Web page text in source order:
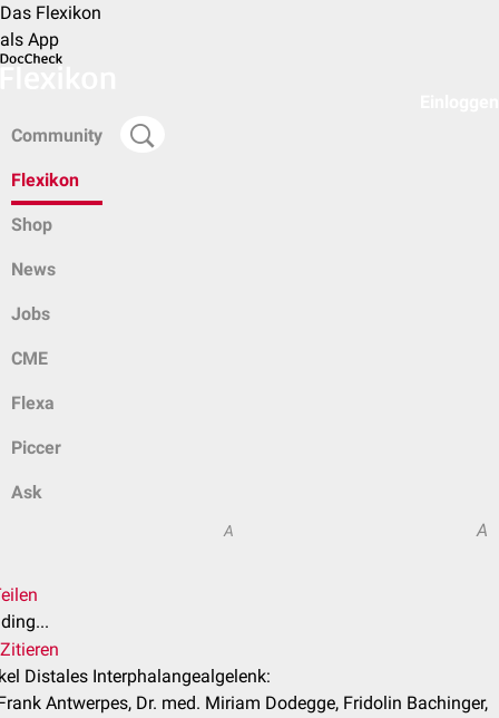
Das Flexikon
als App
Community
Flexikon
Shop
News
Jobs
CME
Flexa
Piccer
Ask
A A
Distales Interphalangealgelenk:
Antwerpes, Dr. med. Miriam Dodegge, Fridolin Bachinger,